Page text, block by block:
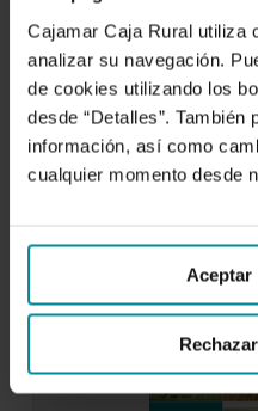
Cajamar Caja Rural utiliza
analizar su navegación.
de cookies utilizando los
desde “Detalles”. También
información, así como
cualquier momento desde
Aceptar
Análisis sintético
agroalimentario de
31 de octubre de 2013
Canarias está menos
del país en la
el 1,1 % del PIB